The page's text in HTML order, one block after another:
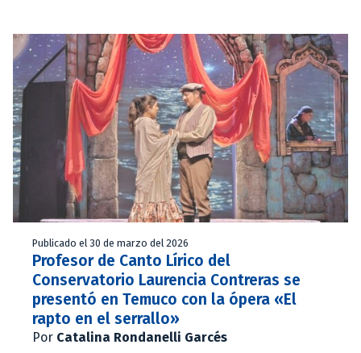
Publicado el 30 de marzo del 2026
Profesor de Canto Lírico del
Conservatorio Laurencia Contreras se
presentó en Temuco con la ópera «El
rapto en el serrallo»
Por Catalina Rondanelli Garcés